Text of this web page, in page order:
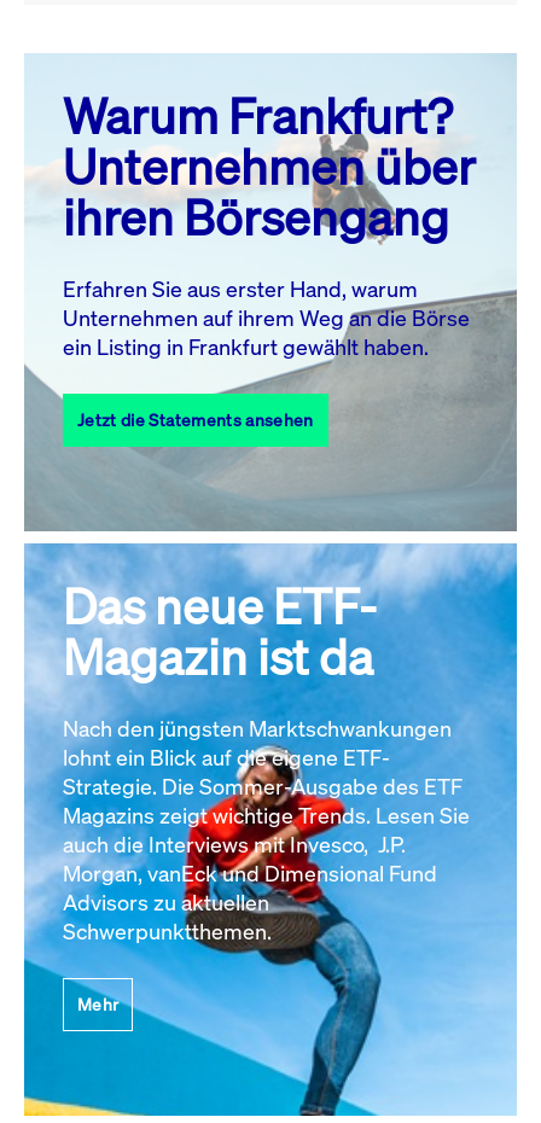
August 26
MO. DI. MI. DO. FR. SA. SO.
1
2
3
4 5 6 7 8
17 18 19 20 21 22
23
27 28
31
Alle Events
Warum Frankfurt?
Unternehmen über
ihren Börsengang
Erfahren Sie aus erster Hand, warum
Unternehmen auf ihrem Weg an die Börse
ein Listing in Frankfurt gewählt haben.
Jetzt die Statements ansehen
Das neue ETF-
Magazin ist da
Nach den jüngsten Marktschwankungen
lohnt ein Blick auf die eigene ETF-
Strategie. Die Sommer-Ausgabe des ETF
Magazins zeigt wichtige Trends. Lesen Sie
auch die Interviews mit Invesco, J.P.
Morgan, vanEck und Dimensional Fund
Advisors zu aktuellen
Schwerpunktthemen.
Mehr